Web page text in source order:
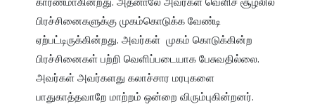
பிரச்சினைகளுக்கு முகம்கொடுக்க வேண்டி
ஏற்பட்டிருக்கின்றது. அவர்கள்  முகம் கொடுக்கின்ற
பிரச்சினைகள் பற்றி வெளிப்படையாக பேசுவதில்லை.
அவர்கள் அவர்களது கலாச்சார மரபுகளை
பாதுகாத்தவாறே மாற்றம் ஒன்றை விரும்புகின்றனர்.